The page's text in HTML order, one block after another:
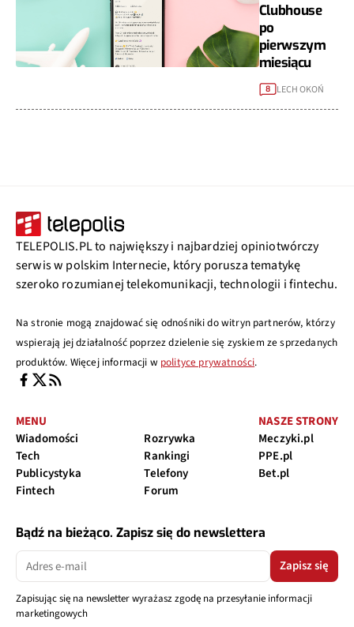
Clubhouse
po
pierwszym
miesiącu
8 LECH OKOŃ
TELEPOLIS.PL to największy i najbardziej opiniotwórczy
serwis w polskim Internecie, który porusza tematykę
szeroko rozumianej telekomunikacji, technologii i fintechu.
Na stronie mogą znajdować się odnośniki do witryn partnerów, którzy
wspierają jej działalność poprzez dzielenie się zyskiem ze sprzedanych
produktów. Więcej informacji w polityce prywatności.
MENU
Wiadomości
Tech
Publicystyka
Fintech
Rozrywka
Rankingi
Telefony
Forum
NASZE STRONY
Meczyki.pl
PPE.pl
Bet.pl
Bądź na bieżąco. Zapisz się do newslettera
Zapisz się
Zapisując się na newsletter wyrażasz zgodę na przesyłanie informacji
marketingowych